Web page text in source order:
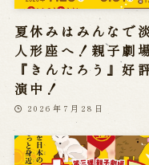
WEB予約
メ
お電話で予約
求人情報
※株式会社うずのくに南
夏休みはみんなで
人形座へ！親子劇
『きんたろう』好
演中！
2026年7月28日